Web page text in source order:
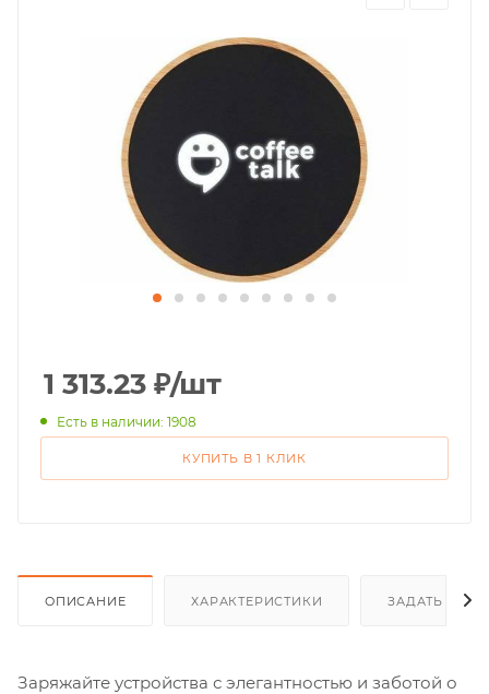
1 313.23 ₽/шт
Есть в наличии: 1908
КУПИТЬ В 1 КЛИК
ОПИСАНИЕ ХАРАКТЕРИСТИКИ ЗАДАТЬ
Заряжайте устройства с элегантностью и заботой о